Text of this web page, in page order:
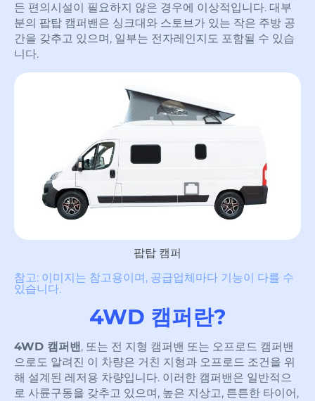
든 편의시설이 필요하지 않은 경우에 이상적입니다. 대부
분의 팝탑 캠퍼밴은 싱크대와 스토브가 있는 작은 주방 공
간을 갖추고 있으며, 일부는 전자레인지도 포함될 수 있습
니다.
팝탑 캠퍼
참고: 이미지는 참고용이며, 공급업체마다 기능이 다를 수
있습니다.
4WD 캠퍼란?
4WD 캠퍼밴, 또는 전 지형 캠퍼밴 또는 오프로드 캠퍼밴
으로도 알려진 이 차량은 거친 지형과 오프로드 조건을 위
해 설계된 레저용 차량입니다. 이러한 캠퍼밴은 일반적으
로 사륜구동을 갖추고 있으며, 높은 지상고, 튼튼한 타이어,